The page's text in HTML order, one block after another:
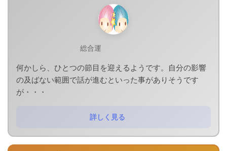
総合運
何かしら、ひとつの節目を迎えるようです。自分の影響
の及ばない範囲で話が進むといった事がありそうです
が・・・
詳しく見る